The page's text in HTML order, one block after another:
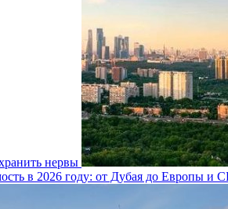
нервы
в 2026 году: от Дубая до Европы и